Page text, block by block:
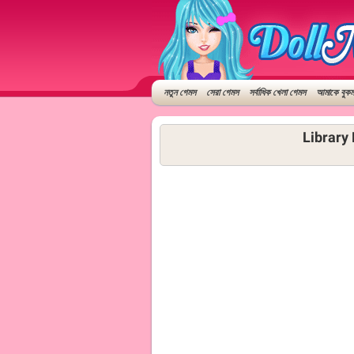
নতুন গেমস সেরা গেমস সর্বাধিক খেলা গেমস আমাকে
Library